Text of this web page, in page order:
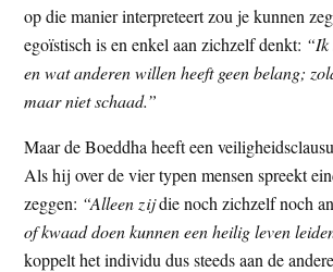
op die manier interpreteert zou je kunnen
egoïstisch is en enkel aan zichzelf denkt:
en wat anderen willen heeft geen belang;
maar niet schaad.”
Maar de Boeddha heeft een
Als hij over de vier typen mensen spreekt
zeggen: “Alleen zijdie noch zichzelf noch
of kwaad doen kunnen een heilig leven
koppelt het individu dus steeds aan de